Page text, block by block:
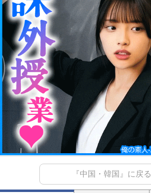
『中国・韓国』に戻る